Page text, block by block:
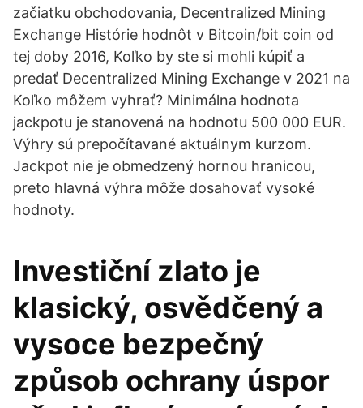
začiatku obchodovania, Decentralized Mining
Exchange Histórie hodnôt v Bitcoin/bit coin od
tej doby 2016, Koľko by ste si mohli kúpiť a
predať Decentralized Mining Exchange v 2021 na
Koľko môžem vyhrať? Minimálna hodnota
jackpotu je stanovená na hodnotu 500 000 EUR.
Výhry sú prepočítavané aktuálnym kurzom.
Jackpot nie je obmedzený hornou hranicou,
preto hlavná výhra môže dosahovať vysoké
hodnoty.
Investiční zlato je
klasický, osvědčený a
vysoce bezpečný
způsob ochrany úspor